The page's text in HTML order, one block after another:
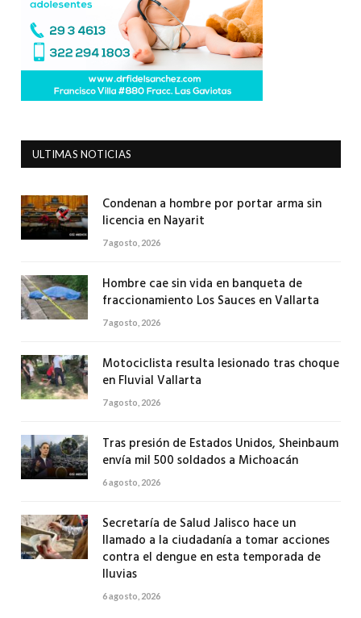
ULTIMAS NOTICIAS
Condenan a hombre por portar arma sin
licencia en Nayarit
7 agosto, 2026
Hombre cae sin vida en banqueta de
fraccionamiento Los Sauces en Vallarta
7 agosto, 2026
Motociclista resulta lesionado tras choque
en Fluvial Vallarta
7 agosto, 2026
Tras presión de Estados Unidos, Sheinbaum
envía mil 500 soldados a Michoacán
6 agosto, 2026
Secretaría de Salud Jalisco hace un
llamado a la ciudadanía a tomar acciones
contra el dengue en esta temporada de
lluvias
6 agosto, 2026